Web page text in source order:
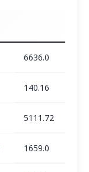
6636.0
140.16
5111.72
1659.0